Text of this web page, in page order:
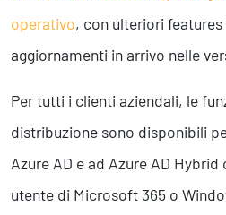
operativo, con ulteriori
aggiornamenti in arrivo nelle
Per tutti i clienti aziendali, le
distribuzione sono disponibili
Azure AD e ad Azure AD
utente di Microsoft 365 o